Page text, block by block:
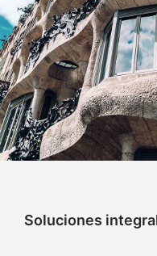
Soluciones